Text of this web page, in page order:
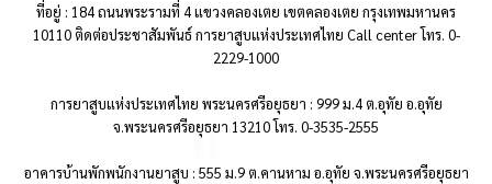
ที่อยู่ : 184 ถนนพระรามที่ 4 แขวงคลองเตย เขตคลองเตย กรุงเทพมหานคร
10110 ติดต่อประชาสัมพันธ์ การยาสูบแห่งประเทศไทย Call center โทร. 0-
2229-1000
การยาสูบแห่งประเทศไทย พระนครศรีอยุธยา : 999 ม.4 ต.อุทัย อ.อุทัย
จ.พระนครศรีอยุธยา 13210 โทร. 0-3535-2555
อาคารบ้านพักพนักงานยาสูบ : 555 ม.9 ต.คานหาม อ.อุทัย จ.พระนครศรีอยุธยา